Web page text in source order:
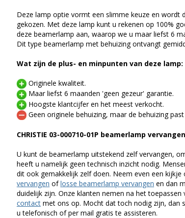
Deze lamp optie vormt een slimme keuze en wordt
gekozen. Met deze lamp kunt u rekenen op 100%
deze beamerlamp aan, waarop we u maar liefst 6
Dit type beamerlamp met behuizing ontvangt
Wat zijn de plus- en minpunten van deze lamp:
Originele kwaliteit.
Maar liefst 6 maanden 'geen gezeur' garantie.
Hoogste klantcijfer en het meest verkocht.
Geen originele behuizing, maar de behuizing
CHRISTIE 03-000710-01P beamerlamp vervangen
U kunt de beamerlamp uitstekend zelf vervangen,
heeft u namelijk geen technisch inzicht nodig.
dit ook gemakkelijk zelf doen. Neem even een kijkje
vervangen oflosse beamerlamp vervangen en dan
duidelijk zijn. Onze klanten nemen na het toepassen
contact met ons op. Mocht dat toch nodig zijn, dan
u telefonisch of per mail gratis te assisteren.